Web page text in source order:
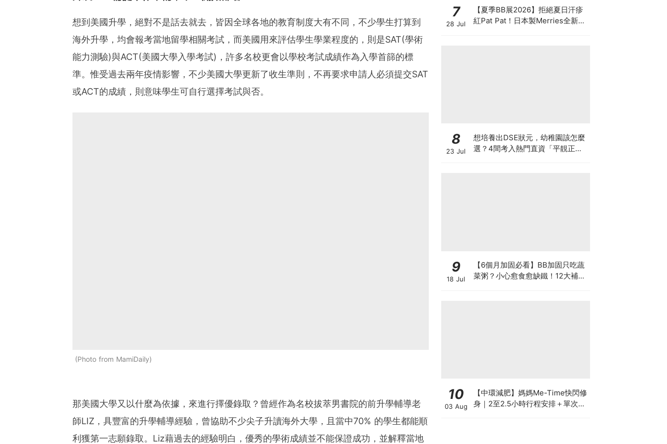
想到美國升學，絕對不是話去就去，皆因全球各地的教育制度大有不同，不少學生打算到
海外升學，均會報考當地留學相關考試，而美國用來評估學生學業程度的，則是SAT(學術
能力測驗)與ACT(美國大學入學考試)，許多名校更會以學校考試成績作為入學首篩的標
準。惟受過去兩年疫情影響，不少美國大學更新了收生準則，不再要求申請人必須提交SAT
或ACT的成績，則意味學生可自行選擇考試與否。
Photo from MamiDaily
那美國大學又以什麼為依據，來進行擇優錄取？曾經作為名校拔萃男書院的前升學輔導老
師LIZ，具豐富的升學輔導經驗，曾協助不少尖子升讀海外大學，且當中70% 的學生都能順
利獲第一志願錄取。Liz藉過去的經驗明白，優秀的學術成績並不能保證成功，並解釋當地
7
28 Jul
【夏季BB展2026】拒絕夏日汗疹
紅Pat Pat！日本製Merries全新超
8
23 Jul
想培養出DSE狀元，幼稚園該怎麼
選？4間考入熱門直資「平靚正」
9
18 Jul
【6個月加固必看】BB加固只吃蔬
菜粥？小心愈食愈缺鐵！12大補鐵
10
03 Aug
【中環減肥】媽媽Me-Time快閃修
身｜2至2.5小時行程安排＋單次收